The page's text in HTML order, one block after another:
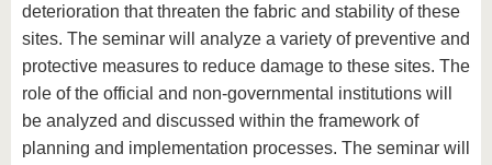
deterioration that threaten the fabric and stability of these
sites. The seminar will analyze a variety of preventive and
protective measures to reduce damage to these sites. The
role of the official and non-governmental institutions will
be analyzed and discussed within the framework of
planning and implementation processes. The seminar will